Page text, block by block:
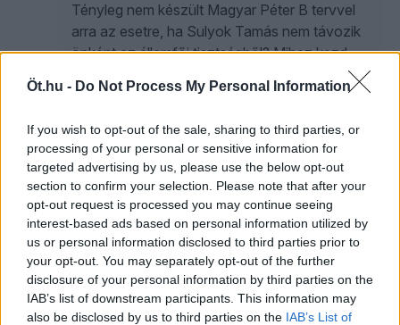
Öt.hu - Do Not Process My Personal Information
If you wish to opt-out of the sale, sharing to third parties, or
processing of your personal or sensitive information for
targeted advertising by us, please use the below opt-out
section to confirm your selection. Please note that after your
opt-out request is processed you may continue seeing
interest-based ads based on personal information utilized by
us or personal information disclosed to third parties prior to
your opt-out. You may separately opt-out of the further
disclosure of your personal information by third parties on the
IAB’s list of downstream participants. This information may
also be disclosed by us to third parties on the IAB’s List of
Tényleg nem készült Magyar Péter B tervvel
arra az esetre, ha Sulyok Tamás nem távozik
önként az államfői tisztségből? Mihez kezd
Gavra Gábor és Kóczián Péter beszélget a
Magyar Péternek nincs B-terve? Sulyok
Tamás átverte a miniszterelnököt? | Gavra &
Kóczián
ÖT 4